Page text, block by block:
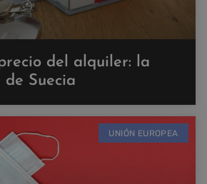
del alquiler: la
Suecia
UNIÓN EUROPEA